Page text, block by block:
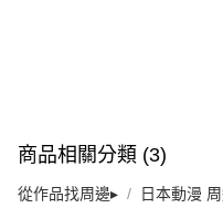
商品相關分類 (3)
從作品找周邊▸ 日本動漫